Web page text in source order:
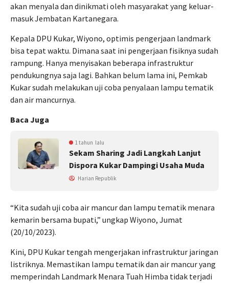
akan menyala dan dinikmati oleh masyarakat yang keluar-
masuk Jembatan Kartanegara.
Kepala DPU Kukar, Wiyono, optimis pengerjaan landmark
bisa tepat waktu. Dimana saat ini pengerjaan fisiknya sudah
rampung. Hanya menyisakan beberapa infrastruktur
pendukungnya saja lagi. Bahkan belum lama ini, Pemkab
Kukar sudah melakukan uji coba penyalaan lampu tematik
dan air mancurnya.
Baca Juga
1 tahun lalu
Sekam Sharing Jadi Langkah Lanjut
Dispora Kukar Dampingi Usaha Muda
Harian Republik
“Kita sudah uji coba air mancur dan lampu tematik menara
kemarin bersama bupati,” ungkap Wiyono, Jumat
(20/10/2023).
Kini, DPU Kukar tengah mengerjakan infrastruktur jaringan
listriknya. Memastikan lampu tematik dan air mancur yang
memperindah Landmark Menara Tuah Himba tidak terjadi